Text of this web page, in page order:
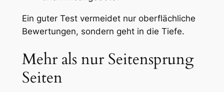
Ein guter Test vermeidet nur oberflächliche
Bewertungen, sondern geht in die Tiefe.
Mehr als nur Seitensprung
Seiten